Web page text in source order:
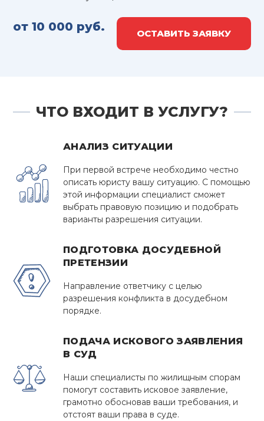
от 10 000 руб. ОСТАВИТЬ ЗАЯВКУ
ЧТО ВХОДИТ В УСЛУГУ?
АНАЛИЗ СИТУАЦИИ
При первой встрече необходимо честно
описать юристу вашу ситуацию. С помощью
этой информации специалист сможет
выбрать правовую позицию и подобрать
варианты разрешения ситуации.
ПОДГОТОВКА ДОСУДЕБНОЙ
ПРЕТЕНЗИИ
Направление ответчику с целью
разрешения конфликта в досудебном
порядке.
ПОДАЧА ИСКОВОГО ЗАЯВЛЕНИЯ
В СУД
Наши специалисты по жилищным спорам
помогут составить исковое заявление,
грамотно обосновав ваши требования, и
отстоят ваши права в суде.